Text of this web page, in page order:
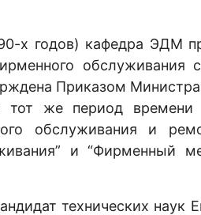
х годов) кафедра ЭДМ
обслуживания
Приказом Министра
же период времени
обслуживания и
и “Фирменный
технических наук